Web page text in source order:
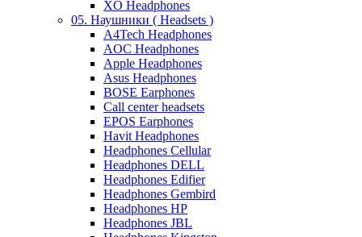
XO Headphones
05. Наушники ( Headsets )
A4Tech Headphones
AOC Headphones
Apple Headphones
Asus Headphones
BOSE Earphones
Call center headsets
EPOS Earphones
Havit Headphones
Headphones Cellular
Headphones DELL
Headphones Edifier
Headphones Gembird
Headphones HP
Headphones JBL